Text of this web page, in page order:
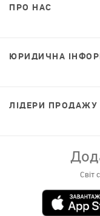
ПРО НАС
ЮРИДИЧНА
ЛІДЕРИ ПРОДАЖУ
Світ